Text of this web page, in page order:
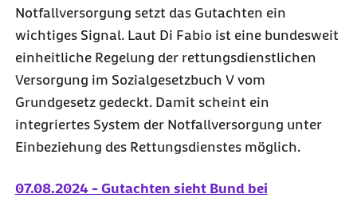
Notfallversorgung setzt das Gutachten ein
wichtiges Signal. Laut Di Fabio ist eine bundesweit
einheitliche Regelung der rettungsdienstlichen
Versorgung im Sozialgesetzbuch V vom
Grundgesetz gedeckt. Damit scheint ein
integriertes System der Notfallversorgung unter
Einbeziehung des Rettungsdienstes möglich.
07.08.2024 - Gutachten sieht Bund bei